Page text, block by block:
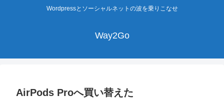
Wordpressとソーシャルネットの波を乗りこなせ
Way2Go
AirPods Proへ買い替えた